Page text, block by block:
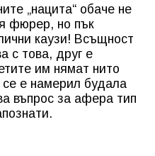
„нацита“ обаче не
фюрер, но пък
каузи! Всъщност
с това, друг е
им нямат нито
е намерил будала
въпрос за афера тип